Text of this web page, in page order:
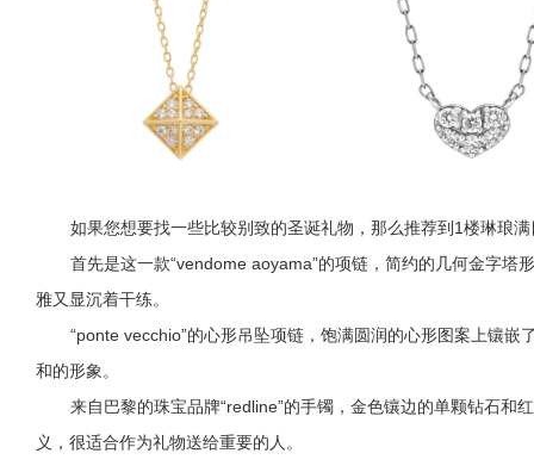
如果您想要找一些比较别致的圣诞礼物，那么推荐到1楼琳琅
首先是这一款“vendome aoyama”的项链，简约的几何金字塔
雅又显沉着干练。
“ponte vecchio”的心形吊坠项链，饱满圆润的心形图案上镶
和的形象。
来自巴黎的珠宝品牌“redline”的手镯，金色镶边的单颗钻石和
义，很适合作为礼物送给重要的人。